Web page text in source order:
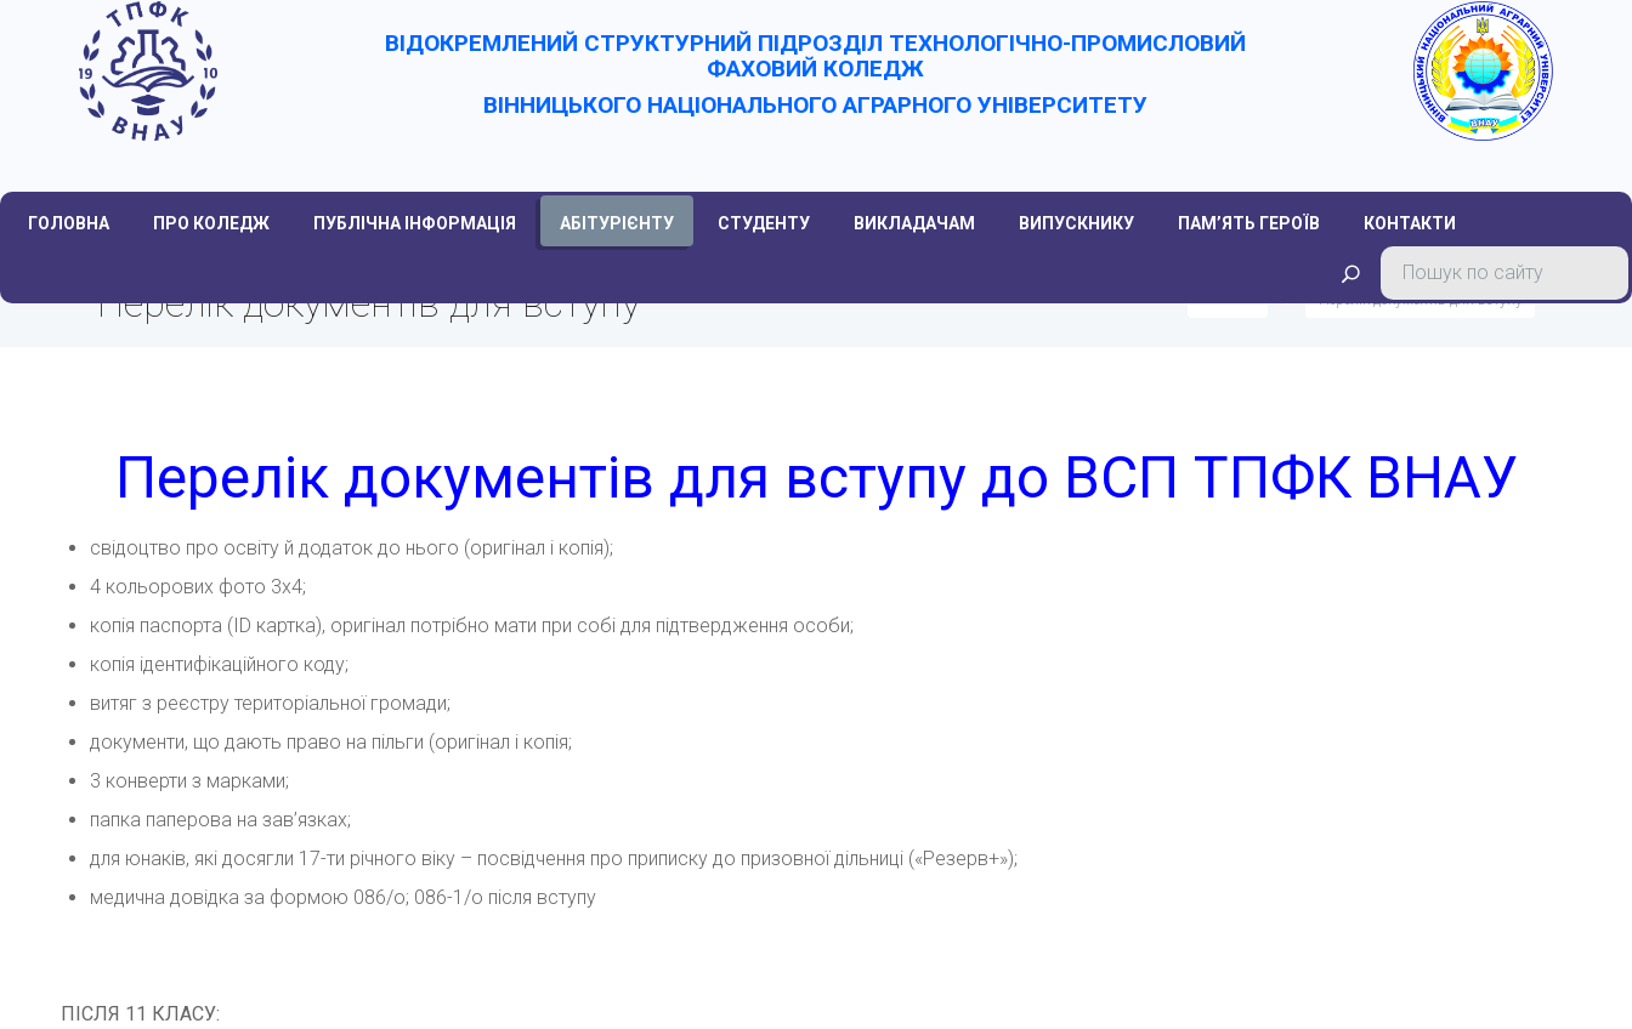
ВІДОКРЕМЛЕНИЙ СТРУКТУРНИЙ ПІДРОЗДІЛ ТЕХНОЛОГІЧНО-ПРОМИСЛОВИЙ
ФАХОВИЙ КОЛЕДЖ
ВІННИЦЬКОГО НАЦІОНАЛЬНОГО АГРАРНОГО УНІВЕРCИТЕТУ
ГОЛОВНА ПРО КОЛЕДЖ ПУБЛІЧНА ІНФОРМАЦІЯ АБІТУРІЄНТУ СТУДЕНТУ ВИКЛАДАЧАМ ВИПУСКНИКУ ПАМ’ЯТЬ ГЕРОЇВ КОНТАКТИ
Головна Перелік документів для вступу
Перелік документів для вступу
Перелік документів для вступу до ВСП ТПФК ВНАУ
свідоцтво про освіту й додаток до нього (оригінал і копія);
4 кольорових фото 3х4;
копія паспорта (ID картка), оригінал потрібно мати при собі для підтвердження особи;
копія ідентифікаційного коду;
витяг з реєстру територіальної громади;
документи, що дають право на пільги (оригінал і копія;
3 конверти з марками;
папка паперова на зав’язках;
для юнаків, які досягли 17-ти річного віку – посвідчення про приписку до призовної дільниці («Резерв+»);
медична довідка за формою 086/о; 086-1/о після вступу
ПІСЛЯ 11 КЛАСУ: